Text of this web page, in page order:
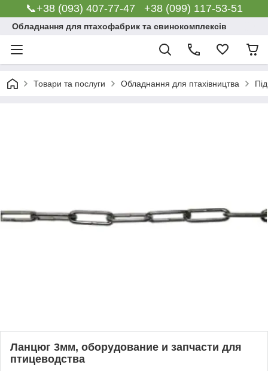
📞+38 (093) 407-77-47 +38 (099) 117-53-51
Обладнання для птахофабрик та свинокомплексів
Товари та послуги Обладнання для птахівництва
Ланцюг 3мм, оборудование и запчасти для
птицеводства